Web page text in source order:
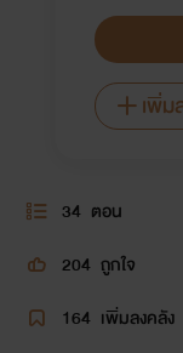
เพิ่ม
34 ตอน
204 ถูกใจ
164 เพิ่มลงคลัง